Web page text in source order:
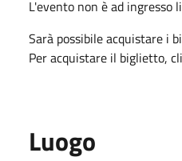
L'evento non è ad ingresso
Sarà possibile acquistare i
Per acquistare il biglietto,
Luogo